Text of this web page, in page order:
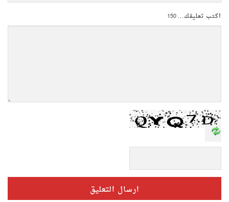
اكتب تعليقك...150